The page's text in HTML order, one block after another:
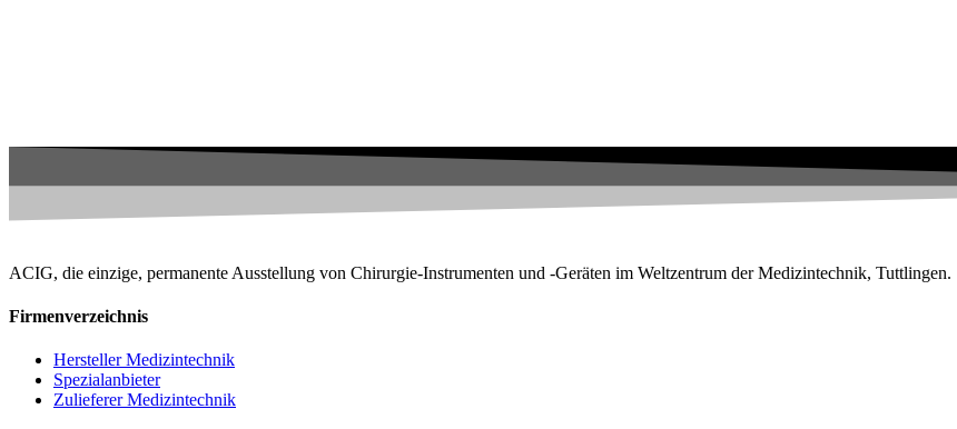
ACIG, die einzige, permanente Ausstellung von Chirurgie-Instrumenten und -Geräten im Weltzentrum der Medizintechnik, Tuttlingen.
Firmenverzeichnis
Hersteller Medizintechnik
Spezialanbieter
Zulieferer Medizintechnik